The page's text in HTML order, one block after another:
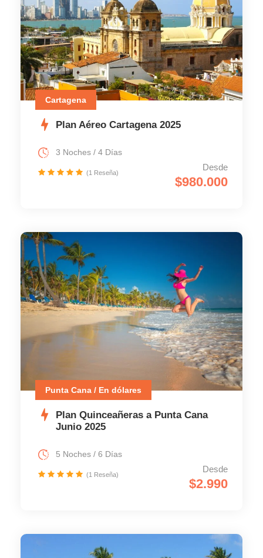
Cartagena
Plan Aéreo Cartagena 2025
Desde
$980.000
3 Noches / 4 Días
(1 Reseña)
Punta Cana / En dólares
Plan Quinceañeras a Punta Cana
Junio 2025
Desde
$2.990
5 Noches / 6 Días
(1 Reseña)